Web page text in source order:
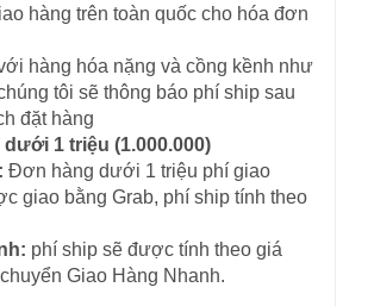
hàng trên toàn quốc cho hóa đơn
hàng hóa nặng và cồng kềnh như
tôi sẽ thông báo phí ship sau
đặt hàng
1 triệu (1.000.000)
Đơn hàng dưới 1 triệu phí giao
giao bằng Grab, phí ship tính theo
phí ship sẽ được tính theo giá
Giao Hàng Nhanh.